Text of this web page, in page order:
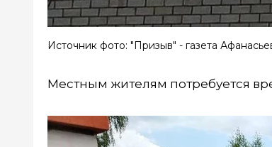
Источник фото: "Призыв" - газета
Местным жителям потребуется